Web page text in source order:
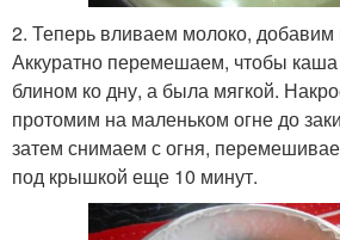
2. Теперь вливаем молоко, добавим
Аккуратно перемешаем, чтобы
блином ко дну, а была мягкой.
протомим на маленьком огне до
затем снимаем с огня,
под крышкой еще 10 минут.